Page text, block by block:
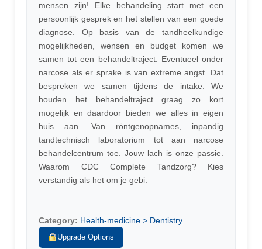
mensen zijn! Elke behandeling start met een
persoonlijk gesprek en het stellen van een goede
diagnose. Op basis van de tandheelkundige
mogelijkheden, wensen en budget komen we
samen tot een behandeltraject. Eventueel onder
narcose als er sprake is van extreme angst. Dat
bespreken we samen tijdens de intake. We
houden het behandeltraject graag zo kort
mogelijk en daardoor bieden we alles in eigen
huis aan. Van röntgenopnames, inpandig
tandtechnisch laboratorium tot aan narcose
behandelcentrum toe. Jouw lach is onze passie.
Waarom CDC Complete Tandzorg? Kies
verstandig als het om je gebi.
Category: Health-medicine > Dentistry
Upgrade Options